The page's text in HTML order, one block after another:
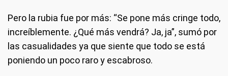
Pero la rubia fue por más: “Se pone más cringe todo,
increíblemente. ¿Qué más vendrá? Ja, ja”, sumó por
las casualidades ya que siente que todo se está
poniendo un poco raro y escabroso.